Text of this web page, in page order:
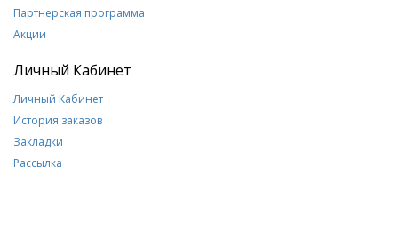
Партнерская программа
Акции
Личный Кабинет
Личный Кабинет
История заказов
Закладки
Рассылка